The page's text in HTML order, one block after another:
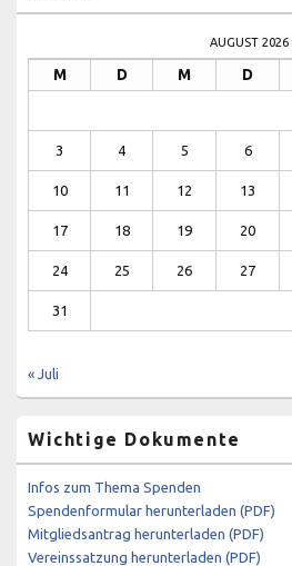
AUGUST 2026
M D M D
3 4 5 6
10 11 12 13
17 18 19 20
24 25 26 27
31
« Juli
Wichtige Dokumente
Infos zum Thema Spenden
Spendenformular herunterladen (PDF)
Mitgliedsantrag herunterladen (PDF)
Vereinssatzung herunterladen (PDF)